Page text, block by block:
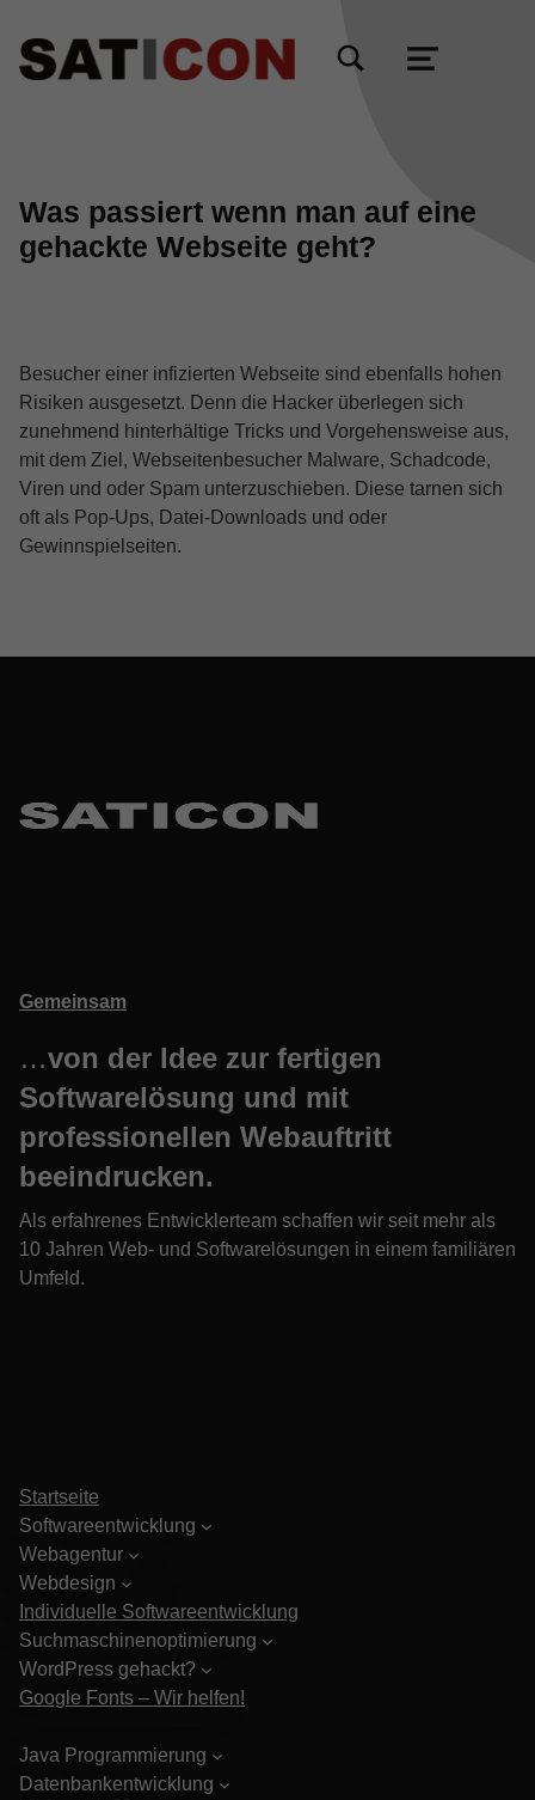
TOGGLE SEARCH FORM MODAL BOX
MENU
Was passiert wenn man auf eine
gehackte Webseite geht?
Besucher einer infizierten Webseite sind ebenfalls hohen
Risiken ausgesetzt. Denn die Hacker überlegen sich
zunehmend hinterhältige Tricks und Vorgehensweise aus,
mit dem Ziel, Webseitenbesucher Malware, Schadcode,
Viren und oder Spam unterzuschieben. Diese tarnen sich
oft als Pop-Ups, Datei-Downloads und oder
Gewinnspielseiten.
Gemeinsam
…von der Idee zur fertigen
Softwarelösung und mit
professionellen Webauftritt
beeindrucken.
Als erfahrenes Entwicklerteam schaffen wir seit mehr als
10 Jahren Web- und Softwarelösungen in einem familiären
Umfeld.
Startseite
Softwareentwicklung
Webagentur
Webdesign
Individuelle Softwareentwicklung
Suchmaschinenoptimierung
WordPress gehackt?
Google Fonts – Wir helfen!
Java Programmierung
Datenbankentwicklung